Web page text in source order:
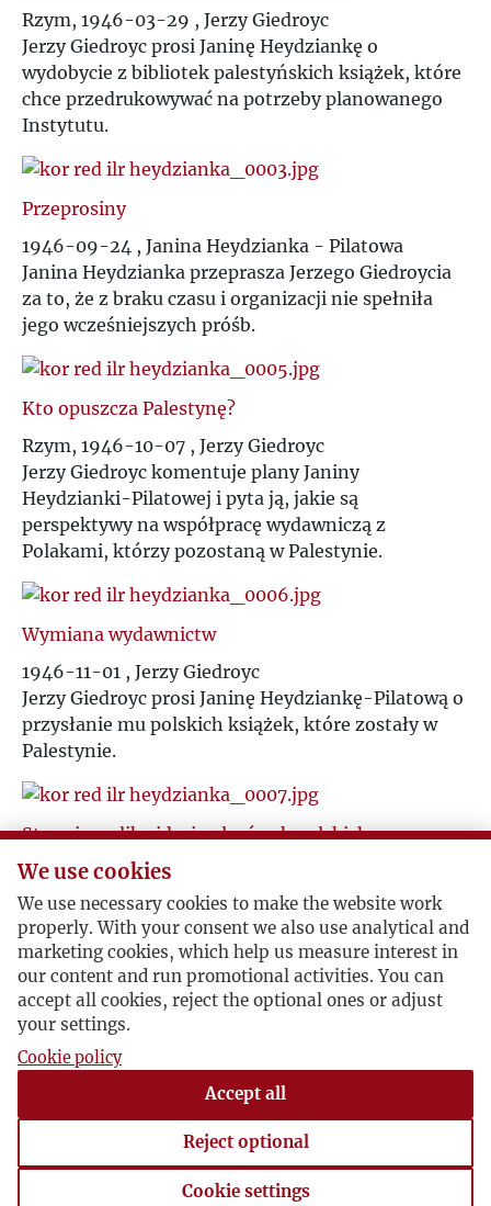
R
U
Rzym, 1946-03-29 , Jerzy Giedroyc
Jerzy Giedroyc prosi Janinę Heydziankę o
wydobycie z bibliotek palestyńskich książek, które
chce przedrukowywać na potrzeby planowanego
Instytutu.
Przeprosiny
1946-09-24 , Janina Heydzianka - Pilatowa
Janina Heydzianka przeprasza Jerzego Giedroycia
za to, że z braku czasu i organizacji nie spełniła
jego wcześniejszych próśb.
Kto opuszcza Palestynę?
Rzym, 1946-10-07 , Jerzy Giedroyc
Jerzy Giedroyc komentuje plany Janiny
Heydzianki-Pilatowej i pyta ją, jakie są
perspektywy na współpracę wydawniczą z
Polakami, którzy pozostaną w Palestynie.
Wymiana wydawnictw
1946-11-01 , Jerzy Giedroyc
Jerzy Giedroyc prosi Janinę Heydziankę-Pilatową o
przysłanie mu polskich książek, które zostały w
Palestynie.
Stopniowa likwidacja placówek polskich w
Palestynie
1946-11-15 , Janina Heydzianka - Pilatowa
Janina Heydzianka-Pilatowa opisuje Jerzemu
Giedroyciowi postępy w przenoszeniu się Polaków
z Palestyny do innych krajów.
Potwierdzenie odbioru książek
Rzym, 1946-12-10 , Jerzy Giedroyc
Jerzy Giedroyc dziękuję Janinie Heydziance-
Pilatowej za książki wysłane do Instytutu z
We use cookies
We use necessary cookies to make the website work
properly. With your consent we also use analytical and
marketing cookies, which help us measure interest in
our content and run promotional activities. You can
accept all cookies, reject the optional ones or adjust
your settings.
Cookie policy
Accept all
Reject optional
Cookie settings